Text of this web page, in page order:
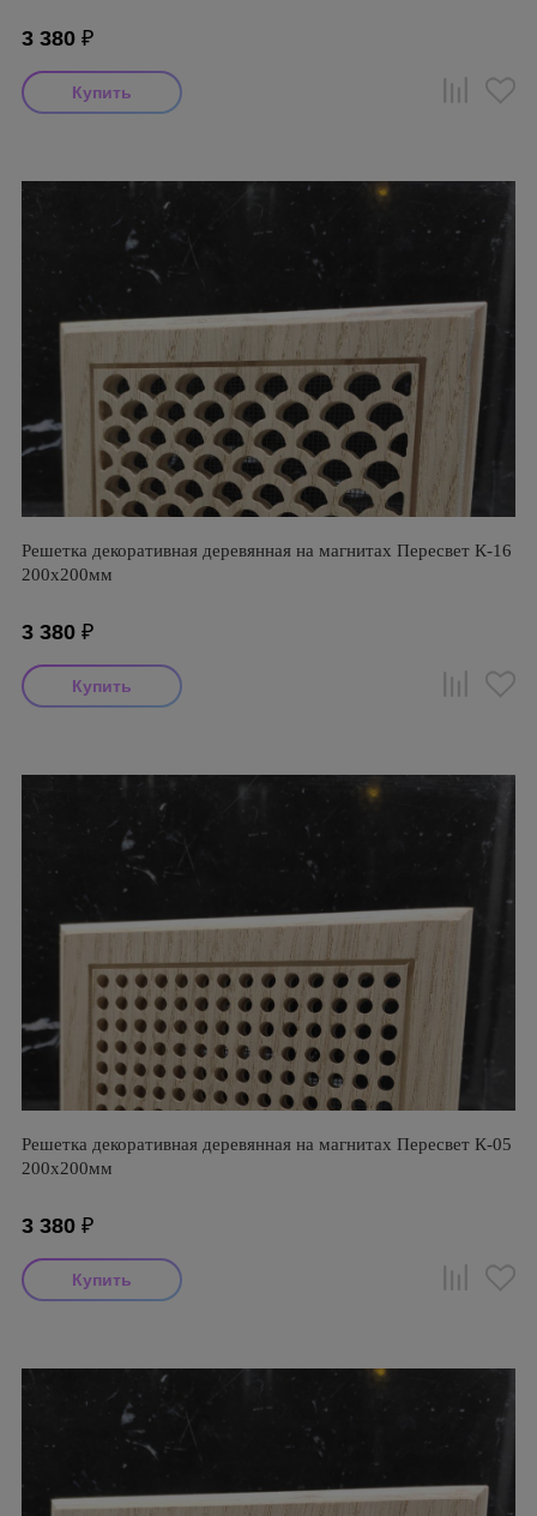
3 380 ₽
Решетка декоративная деревянная на магнитах Пересвет К-16
200х200мм
3 380 ₽
Решетка декоративная деревянная на магнитах Пересвет К-05
200х200мм
3 380 ₽